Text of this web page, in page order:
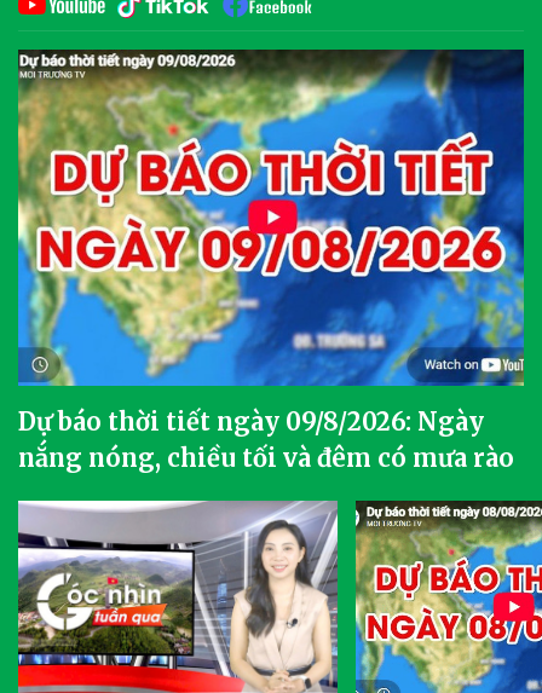
Dự báo thời tiết ngày 09/8/2026: Ngày
nắng nóng, chiều tối và đêm có mưa rào